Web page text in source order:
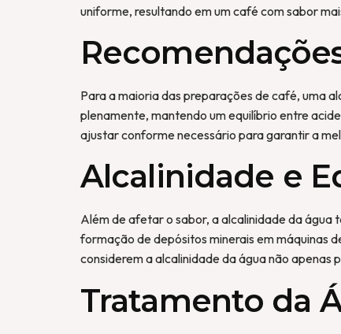
uniforme, resultando em um café com sabor
Para a maioria das preparações de café, uma
plenamente, mantendo um equilíbrio entre
ajustar conforme necessário para garantir a
Alcalinidade e
Além de afetar o sabor, a alcalinidade da
formação de depósitos minerais em máquinas
considerem a alcalinidade da água não apenas
Tratamento da